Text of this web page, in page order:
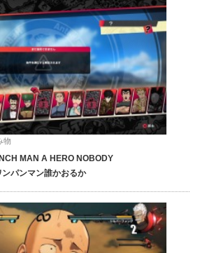
物
MAN A HERO NOBODY
パンマン誰かおるか